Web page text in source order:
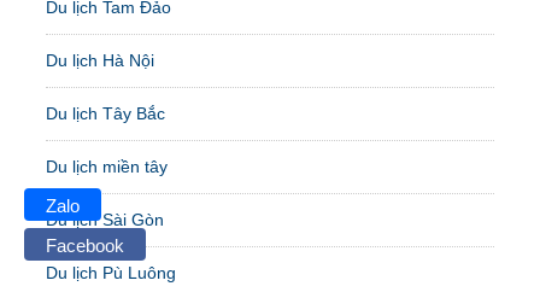
Du lịch Tam Đảo
Du lịch Hà Nội
Du lịch Tây Bắc
Du lịch miền tây
Du lịch Sài Gòn
Du lịch Pù Luông
Zalo
Facebook